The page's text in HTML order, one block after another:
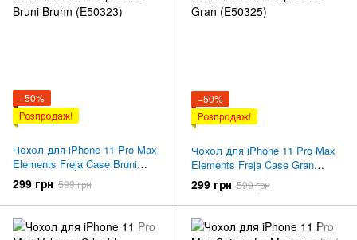
−50%
Розпродаж!
Чохол для iPhone 11 Pro Max
Elements Freja Case Bruni
Brunn (E50323)
299 грн 599 грн
−50%
Розпродаж!
Чохол для iPhone 11 Pro Max
Elements Freja Case Gran
(E50325)
299 грн 599 грн